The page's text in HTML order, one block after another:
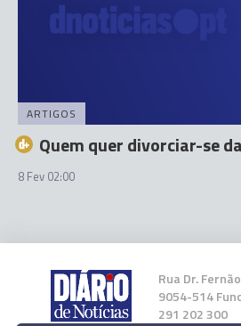
ARTIGOS
Quem quer divorciar-se
8 Fev 02:00
Rua Dr.
9054-514
291 202 300